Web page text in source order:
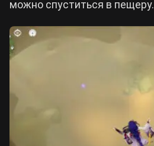
можно спуститься в пещеру.